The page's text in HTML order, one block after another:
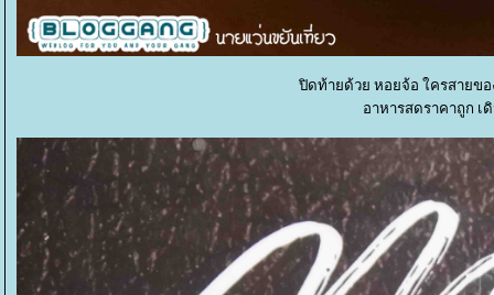
ปิดท้ายด้วย หอยจ้อ ใครสายข
อาหารสดราคาถูก